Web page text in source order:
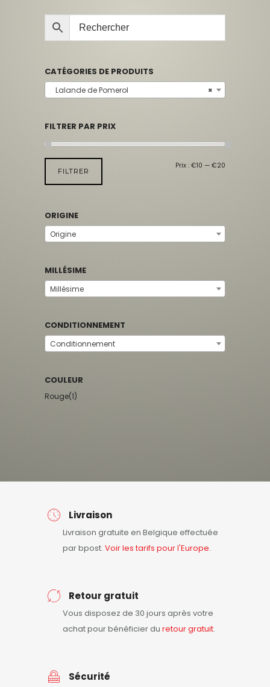
CATÉGORIES DE PRODUITS
×
Lalande de Pomerol
FILTRER PAR PRIX
FILTRER
Prix : €10 — €20
ORIGINE
Origine
MILLÉSIME
Millésime
CONDITIONNEMENT
Conditionnement
COULEUR
Rouge(1)
Livraison
Livraison gratuite en Belgique effectuée
par bpost. Voir les tarifs pour l'Europe.
Retour gratuit
Vous disposez de 30 jours après votre
achat pour bénéficier du retourgratuit.
Sécurité